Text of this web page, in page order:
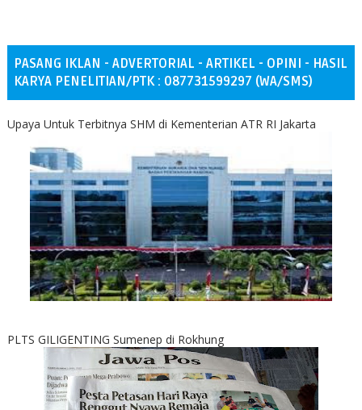
PASANG IKLAN - ADVERTORIAL - ARTIKEL - OPINI - HASIL
KARYA PENELITIAN/PTK : 087731599297 (WA/SMS)
Upaya Untuk Terbitnya SHM di Kementerian ATR RI Jakarta
PLTS GILIGENTING Sumenep di Rokhung